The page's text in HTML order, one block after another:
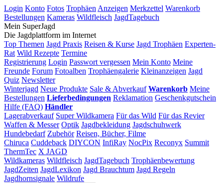
Login Konto Fotos Trophäen Anzeigen Merkzettel Warenkorb
Bestellungen Kameras Wildfleisch JagdTagebuch
Mein SuperJagd
Die Jagdplattform im Internet
Top Themen Jagd Praxis Reisen & Kurse Jagd Trophäen Experten-
Rat Wild Rezepte Termine
Registrierung Login Passwort vergessen Mein Konto Meine
Freunde Forum Fotoalben Trophäengalerie Kleinanzeigen Jagd
Quiz Newsletter
Winterjagd Neue Produkte Sale & Abverkauf Warenkorb Meine
Bestellungen Lieferbedingungen Reklamation Geschenkgutschein
Hilfe (FAQ) Händler
Lagerabverkauf Super Wildkamera Für das Wild Für das Revier
Waffen & Messer Optik Jagdbekleidung Jagdschuhwerk
Hundebedarf Zubehör Reisen, Bücher, Filme
Chiruca Cuddeback DIYCON InfiRay NocPix Reconyx Summit
ThermTec X JAGD
Wildkameras Wildfleisch JagdTagebuch Trophäenbewertung
JagdZeiten JagdLexikon Jagd Brauchtum Jagd Regeln
Jagdhornsignale Wildrufe